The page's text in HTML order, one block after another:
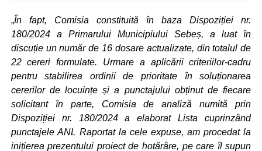
„În fapt, Comisia constituită în baza Dispoziției nr.
180/2024 a Primarului Municipiului Sebeș, a luat în
discuție un număr de 16 dosare actualizate, din totalul de
22 cereri formulate. Urmare a aplicării criteriilor-cadru
pentru stabilirea ordinii de prioritate în soluționarea
cererilor de locuințe și a punctajului obținut de fiecare
solicitant în parte, Comisia de analiză numită prin
Dispoziției nr. 180/2024 a elaborat Lista cuprinzând
punctajele ANL Raportat la cele expuse, am procedat la
inițierea prezentului proiect de hotărâre, pe care îl supun